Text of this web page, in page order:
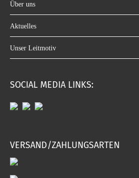
Über uns
Aktuelles
Unser Leitmotiv
SOCIAL MEDIA LINKS:
VERSAND/ZAHLUNGSARTEN